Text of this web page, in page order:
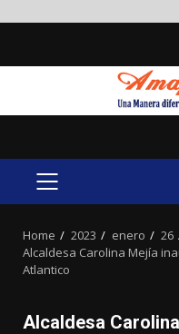
PRIMARY
Home 2023 enero
26
Alcaldesa Carolina Mejía
Atlantico
Alcaldesa